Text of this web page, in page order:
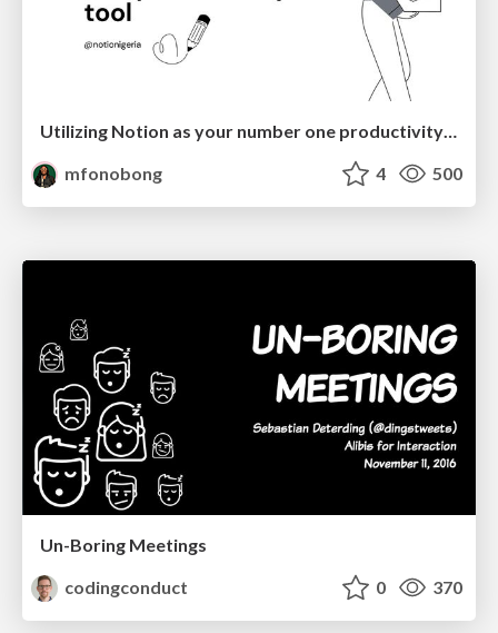
Utilizing Notion as your number one productivity tool
mfonobong
4 500
Un-Boring Meetings
codingconduct
0 370